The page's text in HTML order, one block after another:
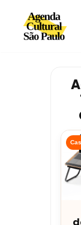
Avançar